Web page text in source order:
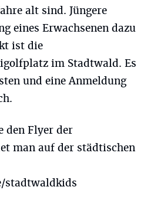
alt sind. Jüngere
eines Erwachsenen dazu
ist die
im Stadtwald. Es
und eine Anmeldung
den Flyer der
man auf der städtischen
stadtwaldkids